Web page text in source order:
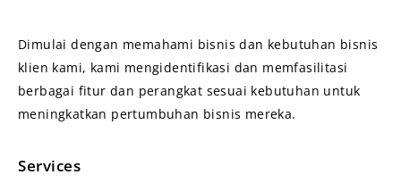
Dimulai dengan memahami bisnis dan kebutuhan bisnis
klien kami, kami mengidentifikasi dan memfasilitasi
berbagai fitur dan perangkat sesuai kebutuhan untuk
meningkatkan pertumbuhan bisnis mereka.
Services